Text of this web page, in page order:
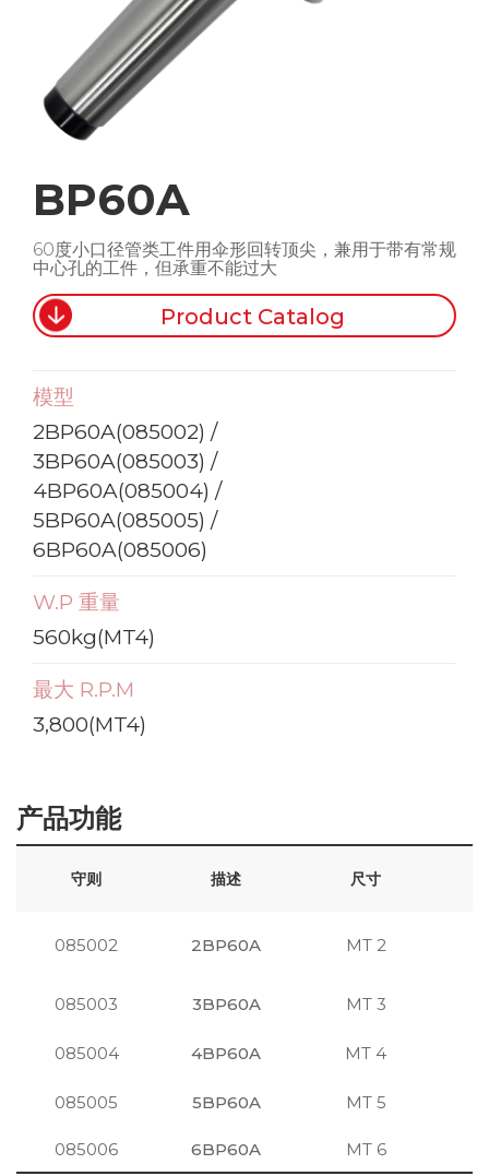
BP60A
60度小口径管类工件用伞形回转顶尖，兼用于带有常规
中心孔的工件，但承重不能过大
Product Catalog
模型
2BP60A(085002) /
3BP60A(085003) /
4BP60A(085004) /
5BP60A(085005) /
6BP60A(085006)
W.P 重量
560kg(MT4)
最大 R.P.M
3,800(MT4)
产品功能
守则 描述 尺寸
085002 2BP60A MT 2
085003 3BP60A MT 3
085004 4BP60A MT 4
085005 5BP60A MT 5
085006 6BP60A MT 6